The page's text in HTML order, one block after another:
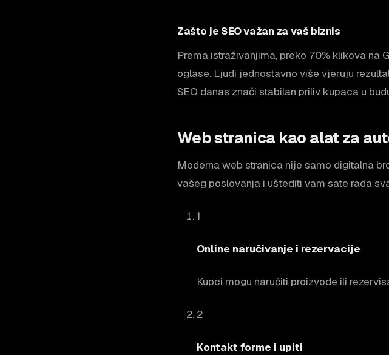
Zašto je SEO važan za vaš biznis
Prema istraživanjima, preko 70% klikova na
oglase. Ljudi jednostavno više vjeruju
SEO danas znači stabilan priliv kupaca u
Web stranica kao alat za
Moderna web stranica nije samo digitalna
vašeg poslovanja i uštediti vam sate rada
1
Online naručivanje i rezervacije
Kupci mogu naručiti proizvode ili
2
Kontakt forme i upiti